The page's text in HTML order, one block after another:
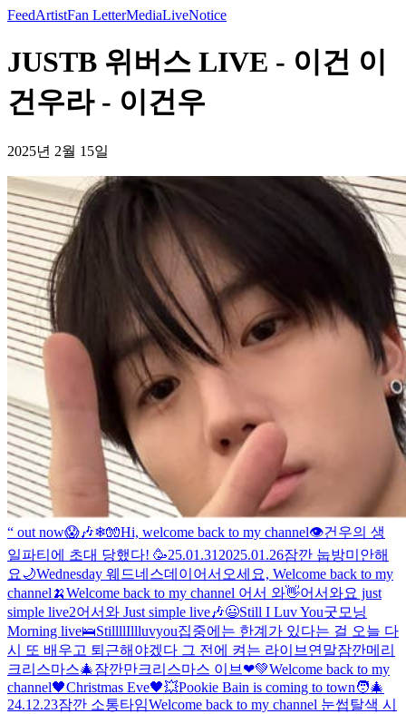
FeedArtistFan LetterMediaLiveNotice
JUSTB 위버스 LIVE - 이건 이
건우라 - 이건우
2025년 2월 15일
“ out now😱🎶❄🧤Hi, welcome back to my channel👁️건우의 생
일파티에 초대 당했다! 🥳25.01.31 2025.01.26잠깐 눕방미안해
요 🌙Wednesday 웨드네스데이 어서오세요, Welcome back to my
channel🍌Welcome back to my channel 어서 와👋어서와요 just
simple live2어서와 Just simple live🎶😃Still I Luv You굿모닝
Morning live🛌StillllIllluvyou집중에는 한계가 있다는 걸 오늘 다
시 또 배우고 퇴근해야겠다 그 전에 켜는 라이브 연말잠깐메리
크리스마스🎄잠깐만크리스마스 이브❤💚Welcome back to my
channel🖤Christmas Eve🖤💥Pookie Bain is coming to town🧑‍🎄
24.12.23잠깐 소통타임Welcome back to my channel 눈썹탈색 시